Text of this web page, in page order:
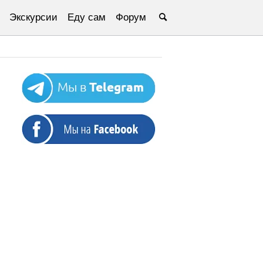
Экскурсии Еду сам Форум